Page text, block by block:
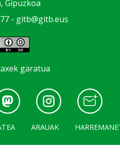
Gipuzkoa
- gitb@gitb.eus
garatua
ARAUAK